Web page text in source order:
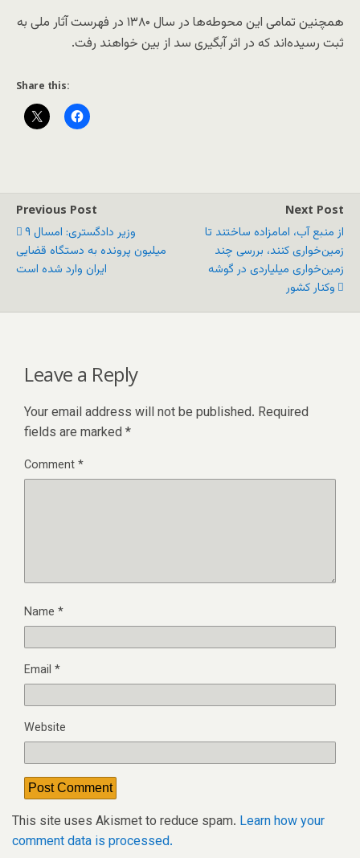
همچنین تمامی این محوطه‌ها در سال ۱۳۸۰ در فهرست آثار ملی به
ثبت رسیده‌اند که در اثر آبگیری سد از بین خواهند رفت.
Share this:
Previous Post
وزیر دادگستری: امسال ۹
میلیون پرونده به دستگاه قضایی
ایران وارد شده است
Next Post
از منبع آب، امامزاده ساختند تا
زمین‌خواری کنند، بررسی چند
زمین‌خواری میلیاردی در گوشه
وکنار کشور
Leave a Reply
Your email address will not be published. Required
fields are marked *
Comment*
Name *
Email *
Website
This site uses Akismet to reduce spam. Learn how your
comment data is processed.